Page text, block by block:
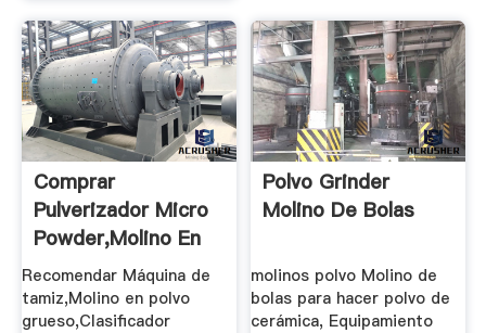
Comprar
Pulverizador Micro
Powder,Molino En
Polvo Grueso ...
Recomendar Máquina de
tamiz,Molino en polvo
grueso,Clasificador
Polvo Grinder
Molino De Bolas
molinos polvo Molino de
bolas para hacer polvo de
cerámica, Equipamiento